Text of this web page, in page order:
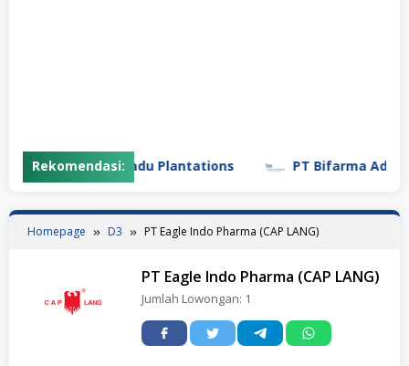
Rekomendasi:
PT Gunung Madu Plantations PT Bifarma
Homepage D3 PT Eagle Indo Pharma (CAP LANG)
PT Eagle Indo Pharma (CAP LANG)
Jumlah Lowongan: 1